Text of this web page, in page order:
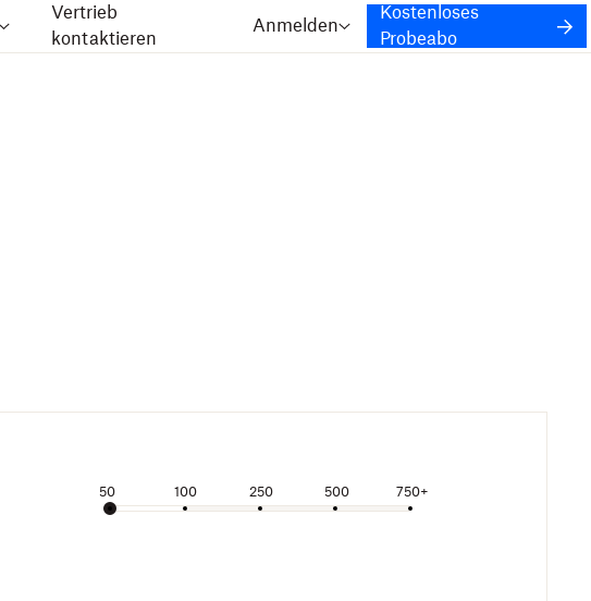
Vertrieb
kontaktieren
Anmelden
Kostenloses
Probeabo
50 100 250 500 750+